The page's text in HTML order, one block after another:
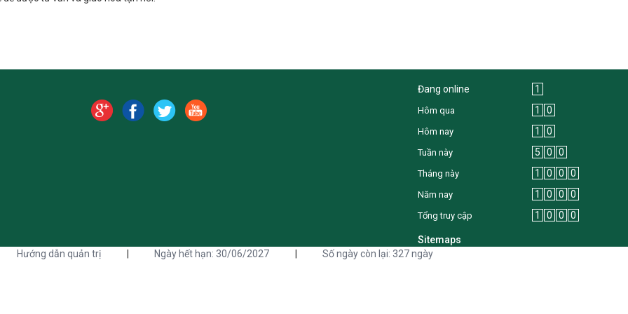
Đang online 1
Hôm qua 1 0
Hôm nay 1 0
Tuần này 5 0 0
Tháng này 1 0 0 0
Năm nay 1 0 0 0
Tổng truy cập 1 0 0 0
Sitemaps
Hướng dẫn quản trị | Ngày hết hạn: 30/06/2027 | Số ngày còn lại: 327 ngày